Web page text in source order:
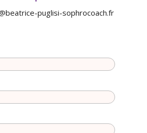
puglisi-sophrocoach.fr